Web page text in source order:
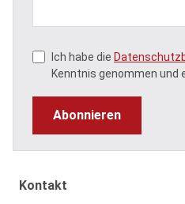
Ich habe die
Kenntnis genommen und
Abonnieren
Kontakt